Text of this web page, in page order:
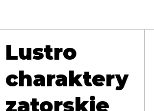
Lustro
charaktery
zatorskie